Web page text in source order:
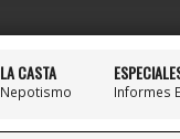
LA CASTA
Nepotismo Informes